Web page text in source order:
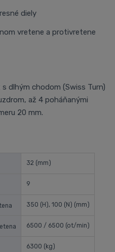
diely
vretene a protivretene
dlhým chodom (Swiss Turn)
až 4 poháňanými
20 mm.
32 (mm)
9
350 (H), 100 (N) (mm)
6500 / 6500 (ot/min)
6300 (kg)